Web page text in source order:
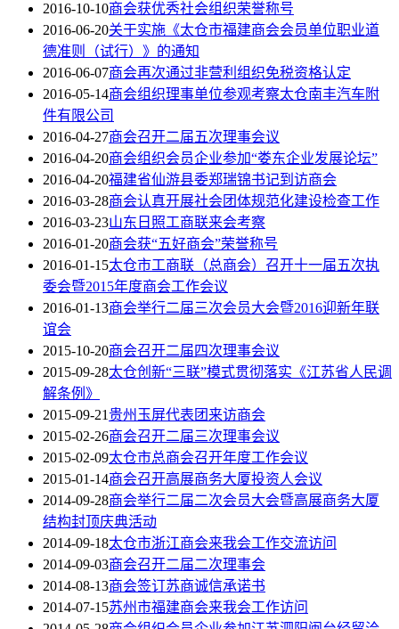
2016-10-10商会获优秀社会组织荣誉称号
2016-06-20关于实施《太仓市福建商会会员单位职业道
德准则（试行）》的通知
2016-06-07商会再次通过非营利组织免税资格认定
2016-05-14商会组织理事单位参观考察太仓南丰汽车附
件有限公司
2016-04-27商会召开二届五次理事会议
2016-04-20商会组织会员企业参加“娄东企业发展论坛”
2016-04-20福建省仙游县委郑瑞锦书记到访商会
2016-03-28商会认真开展社会团体规范化建设检查工作
2016-03-23山东日照工商联来会考察
2016-01-20商会获“五好商会”荣誉称号
2016-01-15太仓市工商联（总商会）召开十一届五次执
委会暨2015年度商会工作会议
2016-01-13商会举行二届三次会员大会暨2016迎新年联
谊会
2015-10-20商会召开二届四次理事会议
2015-09-28太仓创新“三联”模式贯彻落实《江苏省人民调
解条例》
2015-09-21贵州玉屏代表团来访商会
2015-02-26商会召开二届三次理事会议
2015-02-09太仓市总商会召开年度工作会议
2015-01-14商会召开高展商务大厦投资人会议
2014-09-28商会举行二届二次会员大会暨高展商务大厦
结构封顶庆典活动
2014-09-18太仓市浙江商会来我会工作交流访问
2014-09-03商会召开二届二次理事会
2014-08-13商会签订苏商诚信承诺书
2014-07-15苏州市福建商会来我会工作访问